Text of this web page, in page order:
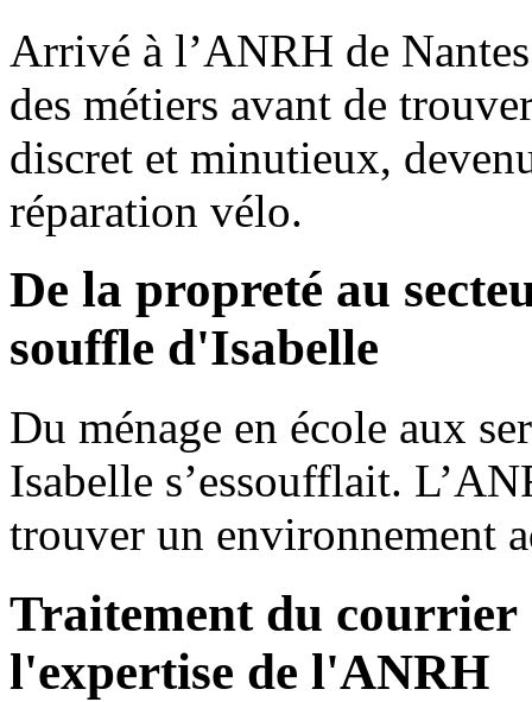
Arrivé à l’ANRH de
des métiers avant de
discret et minutieux,
réparation vélo.
De la propreté au
souffle d'Isabelle
Du ménage en école aux
Isabelle s’essoufflait.
trouver un environnement
Traitement du
l'expertise de l'ANRH